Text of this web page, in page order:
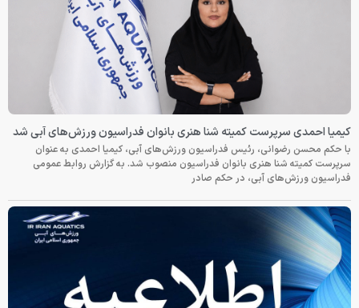
کیمیا احمدی سرپرست کمیته شنا هنری بانوان فدراسیون ورزش‌های آبی شد
با حکم محسن رضوانی، رئیس فدراسیون ورزش‌های آبی، کیمیا احمدی به عنوان
سرپرست کمیته شنا هنری بانوان فدراسیون منصوب شد. به گزارش روابط عمومی
فدراسیون ورزش‌های آبی، در حکم صادر